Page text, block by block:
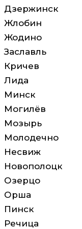
Дзержинск
Жлобин
Жодино
Заславль
Кричев
Лида
Минск
Могилёв
Мозырь
Молодечно
Несвиж
Новополоцк
Озерцо
Орша
Пинск
Речица